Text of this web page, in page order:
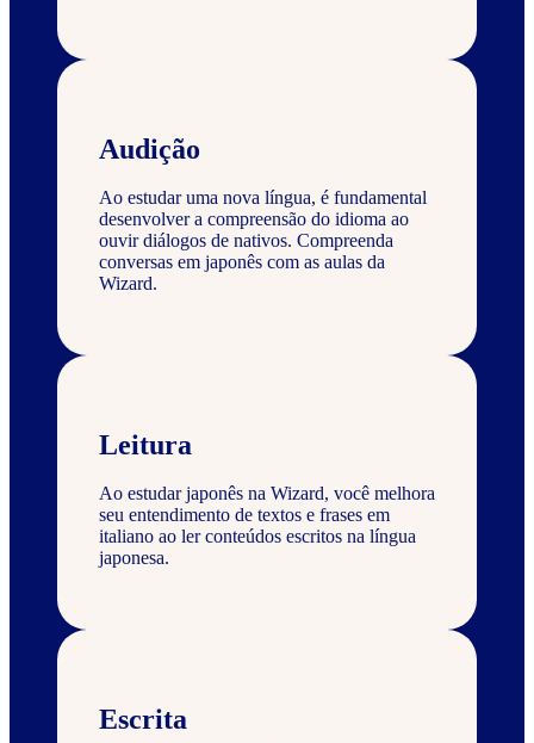
Audição
Ao estudar uma nova língua, é fundamental
desenvolver a compreensão do idioma ao
ouvir diálogos de nativos. Compreenda
conversas em japonês com as aulas da
Wizard.
Leitura
Ao estudar japonês na Wizard, você melhora
seu entendimento de textos e frases em
italiano ao ler conteúdos escritos na língua
japonesa.
Escrita